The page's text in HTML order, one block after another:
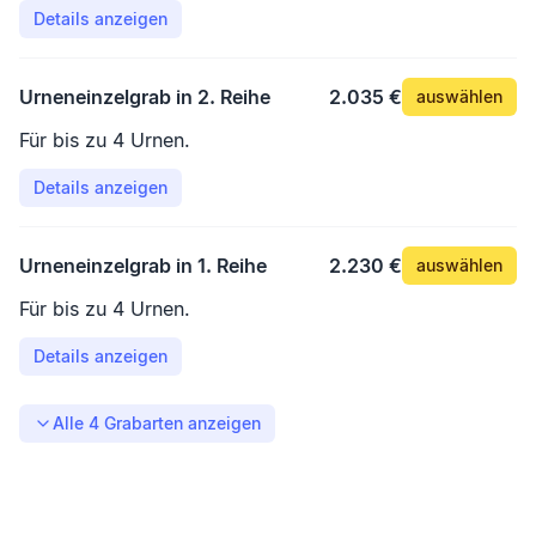
Details anzeigen
Urneneinzelgrab in 2. Reihe 2.035 € auswählen
Für bis zu 4 Urnen.
Details anzeigen
Urneneinzelgrab in 1. Reihe 2.230 € auswählen
Für bis zu 4 Urnen.
Details anzeigen
Alle 4 Grabarten anzeigen